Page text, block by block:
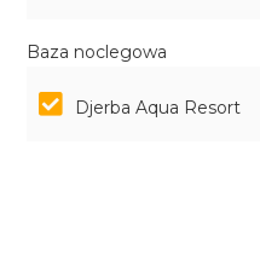
Baza noclegowa
Djerba Aqua Resort